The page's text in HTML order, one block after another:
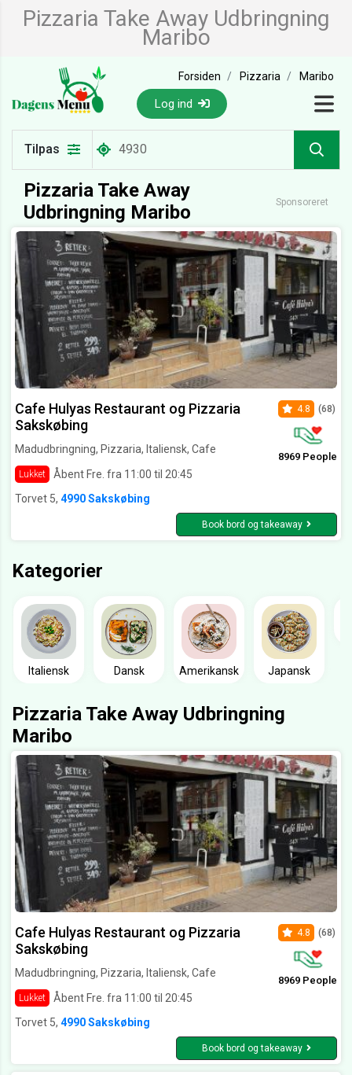
Pizzaria Take Away Udbringning
Maribo
Forsiden Pizzaria Maribo
Log ind
Tilpas
Pizzaria Take Away
Udbringning Maribo
Sponsoreret
Cafe Hulyas Restaurant og Pizzaria
Sakskøbing
Madudbringning, Pizzaria, Italiensk, Cafe
Lukket Åbent Fre. fra 11:00 til 20:45
4.8 (68)
8969 People
Torvet 5, 4990 Sakskøbing
Book bord og takeaway
Kategorier
Italiensk Dansk Amerikansk Japansk
Pizzaria Take Away Udbringning
Maribo
Cafe Hulyas Restaurant og Pizzaria
Sakskøbing
Madudbringning, Pizzaria, Italiensk, Cafe
Lukket Åbent Fre. fra 11:00 til 20:45
4.8 (68)
8969 People
Torvet 5, 4990 Sakskøbing
Book bord og takeaway